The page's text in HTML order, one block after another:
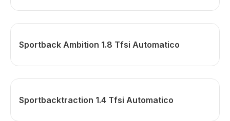
Sportback Ambition 1.8 Tfsi Automatico
Sportbacktraction 1.4 Tfsi Automatico